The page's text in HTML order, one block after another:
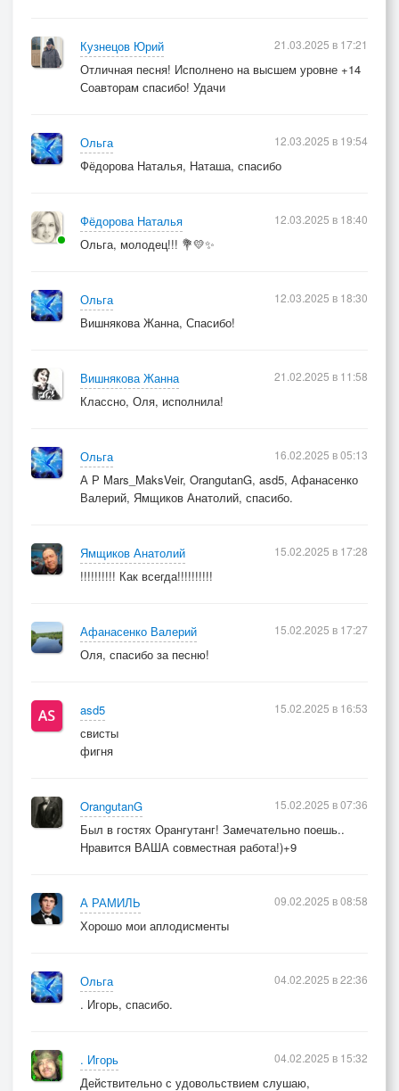
Кузнецов Юрий
Отличная песня! Исполнено на высшем уровне +14
Соавторам спасибо! Удачи
21.03.2025 в 17:21
Ольга
Фёдорова Наталья, Наташа, спасибо
12.03.2025 в 19:54
Фёдорова Наталья
Ольга, молодец!!! 💐💛✨
12.03.2025 в 18:40
Ольга
Вишнякова Жанна, Спасибо!
12.03.2025 в 18:30
Вишнякова Жанна
Классно, Оля, исполнила!
21.02.2025 в 11:58
Ольга
А Р Mars_MaksVeir, OrangutanG, asd5, Афанасенко
Валерий, Ямщиков Анатолий, спасибо.
16.02.2025 в 05:13
Ямщиков Анатолий
!!!!!!!!!! Как всегда!!!!!!!!!!
15.02.2025 в 17:28
Афанасенко Валерий
Оля, спасибо за песню!
15.02.2025 в 17:27
asd5
свисты
фигня
15.02.2025 в 16:53
OrangutanG
Был в гостях Орангутанг! Замечательно поешь..
Нравится ВАША совместная работа!)+9
15.02.2025 в 07:36
А РАМИЛЬ
Хорошо мои аплодисменты
09.02.2025 в 08:58
Ольга
. Игорь, спасибо.
04.02.2025 в 22:36
. Игорь
Действительно с удовольствием слушаю,
04.02.2025 в 15:32